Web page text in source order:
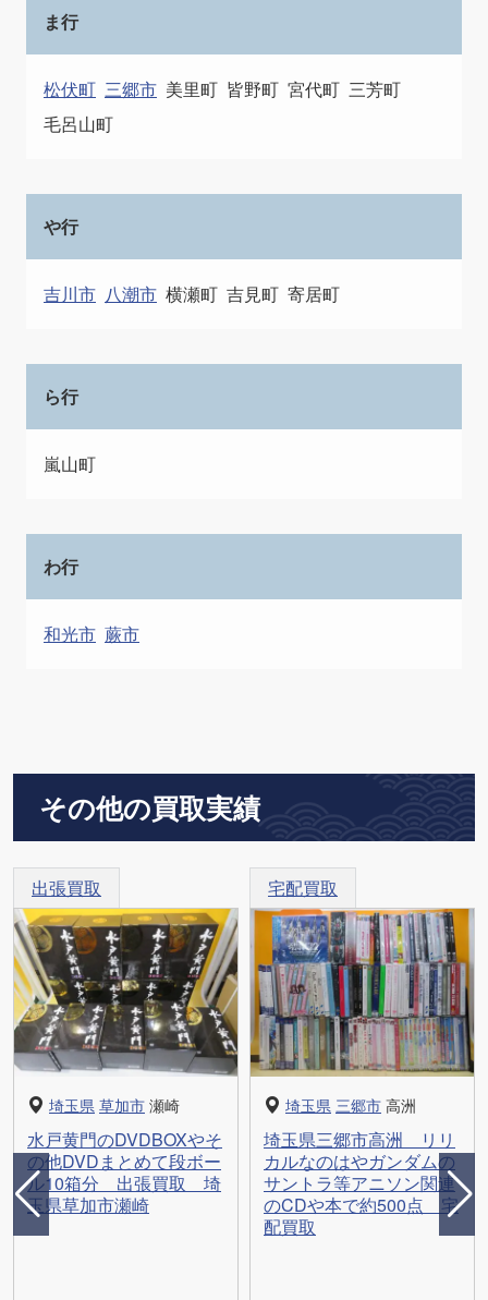
ま行
松伏町 三郷市 美里町 皆野町 宮代町 三芳町
毛呂山町
や行
吉川市 八潮市 横瀬町 吉見町 寄居町
ら行
嵐山町
わ行
和光市 蕨市
その他の買取実績
出張買取
埼玉県 草加市 瀬崎
水戸黄門のDVDBOXやそ
の他DVDまとめて段ボー
ル10箱分 出張買取 埼
玉県草加市瀬崎
宅配買取
埼玉県 三郷市 高洲
埼玉県三郷市高洲 リリ
カルなのはやガンダムの
サントラ等アニソン関連
のCDや本で約500点 宅
配買取